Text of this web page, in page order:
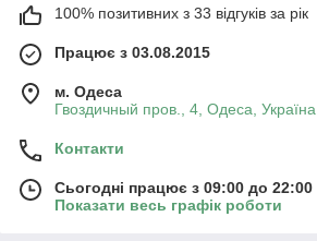
100% позитивних з 33 відгуків за рік
Працює з 03.08.2015
м. Одеса
Гвоздичный пров., 4, Одеса, Україна
Контакти
Сьогодні працює з 09:00 до 22:00
Показати весь графік роботи